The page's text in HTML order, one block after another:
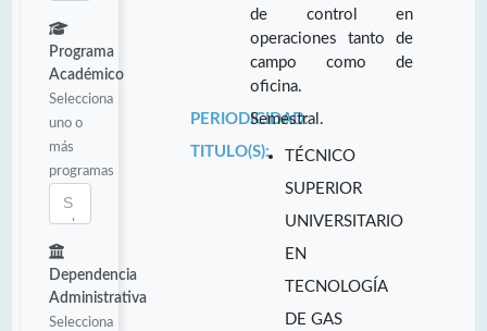
Programa
Académico
Selecciona
uno o
más
programas
Dependencia
Administrativa
Selecciona
de control en
operaciones tanto de
campo como de
oficina.
PERIODICIDAD:
Semestral.
TITULO(S):
TÉCNICO
SUPERIOR
UNIVERSITARIO
EN
TECNOLOGÍA
DE GAS